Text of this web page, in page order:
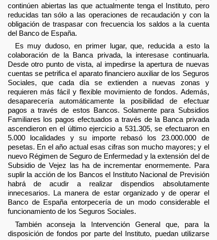
continúen abiertas las que actualmente tenga el Instituto, pero
reducidas tan sólo a las operaciones de recaudación y con la
obligación de traspasar con frecuencia los saldos a la cuenta
del Banco de España.
Es muy dudoso, en primer lugar, que, reducida a esto la
colaboración de la Banca privada, la interesase continuarla.
Desde otro punto de vista, al impedirse la apertura de nuevas
cuentas se petrifica el aparato financiero auxiliar de los Seguros
Sociales, que cada día se extienden a nuevas zonas y
requieren más fácil y flexible movimiento de fondos. Además,
desaparecería automáticamente la posibilidad de efectuar
pagos a través de estos Bancos. Solamente para Subsidios
Familiares los pagos efectuados a través de la Banca privada
ascendieron en el último ejercicio a 531.305, se efectuaron en
5.000 localidades y su importe rebasó los 23.000.000 de
pesetas. En el año actual esas cifras son mucho mayores; y el
nuevo Régimen de Seguro de Enfermedad y la extensión del de
Subsidio de Vejez las ha de incrementar enormemente. Para
suplir la acción de los Bancos el Instituto Nacional de Previsión
habrá de acudir a realizar dispendios absolutamente
innecesarios. La manera de estar organizado y de operar el
Banco de España entorpecería de un modo considerable el
funcionamiento de los Seguros Sociales.
También aconseja la Intervención General que, para la
disposición de fondos por parte del Instituto, puedan utilizarse